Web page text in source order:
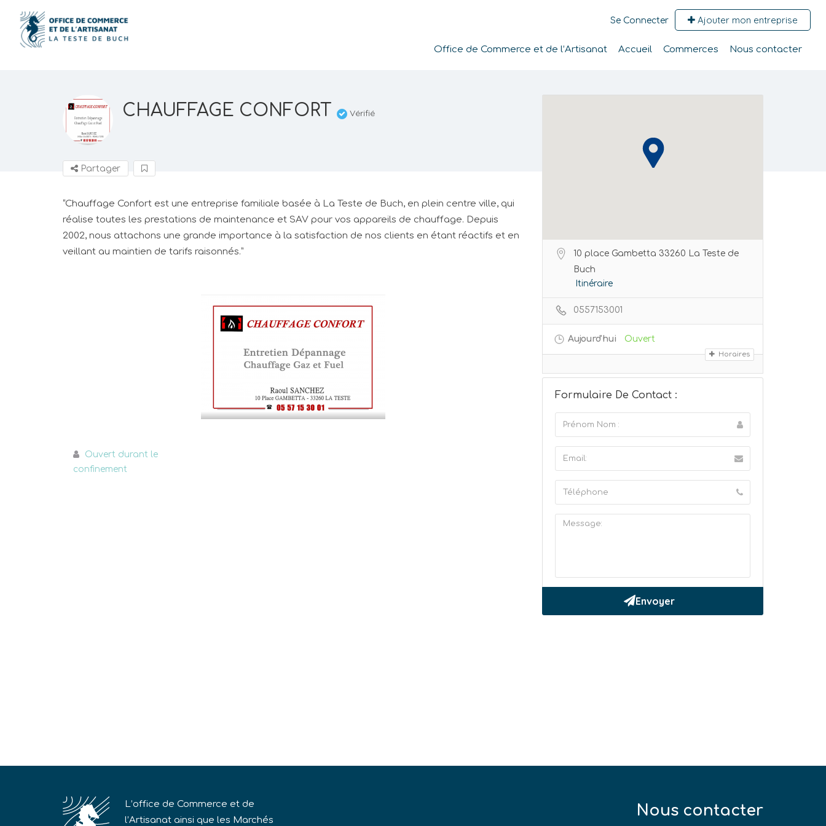
Se Connecter Ajouter mon entreprise
Office de Commerce et de l’Artisanat Accueil Commerces Nous contacter
CHAUFFAGE CONFORT Vérifié
Partager
“Chauffage Confort est une entreprise familiale basée à La Teste de Buch, en plein centre ville, qui
réalise toutes les prestations de maintenance et SAV pour vos appareils de chauffage. Depuis
2002, nous attachons une grande importance à la satisfaction de nos clients en étant réactifs et en
veillant au maintien de tarifs raisonnés.”
Ouvert durant le
confinement
10 place Gambetta 33260 La Teste de
Buch
Itinéraire
0557153001
Aujourd'hui Ouvert
Horaires
Formulaire De Contact :
L’office de Commerce et de
l’Artisanat ainsi que les Marchés
Nous contacter